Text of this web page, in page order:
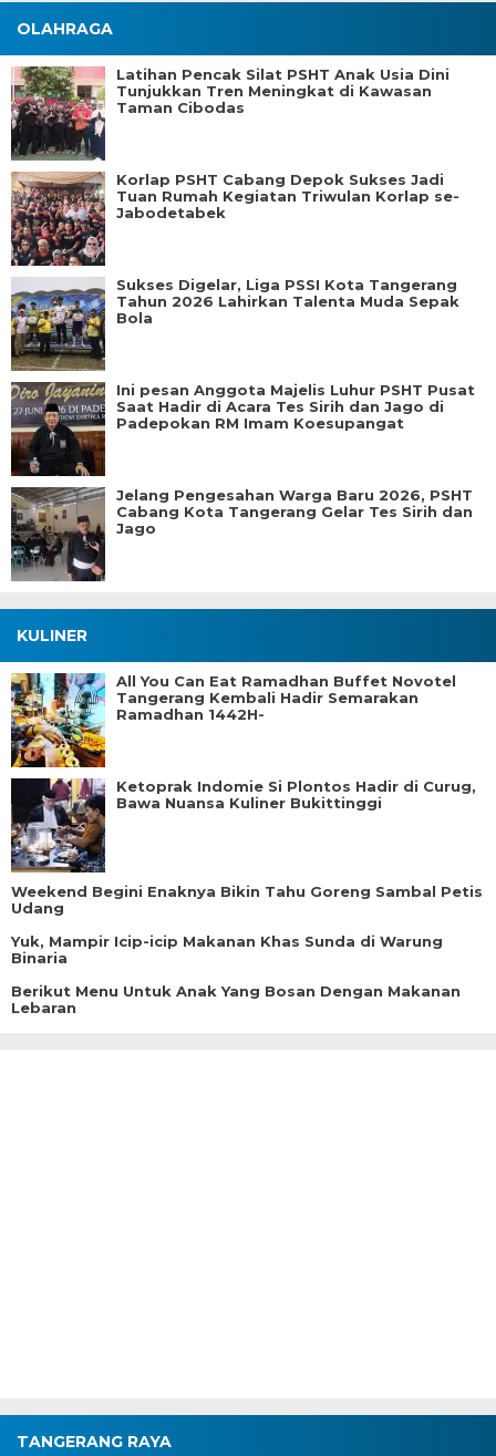
OLAHRAGA
Latihan Pencak Silat PSHT Anak Usia Dini
Tunjukkan Tren Meningkat di Kawasan
Taman Cibodas
Korlap PSHT Cabang Depok Sukses Jadi
Tuan Rumah Kegiatan Triwulan Korlap se-
Jabodetabek
Sukses Digelar, Liga PSSI Kota Tangerang
Tahun 2026 Lahirkan Talenta Muda Sepak
Bola
Ini pesan Anggota Majelis Luhur PSHT Pusat
Saat Hadir di Acara Tes Sirih dan Jago di
Padepokan RM Imam Koesupangat
Jelang Pengesahan Warga Baru 2026, PSHT
Cabang Kota Tangerang Gelar Tes Sirih dan
Jago
KULINER
All You Can Eat Ramadhan Buffet Novotel
Tangerang Kembali Hadir Semarakan
Ramadhan 1442H-
Ketoprak Indomie Si Plontos Hadir di Curug,
Bawa Nuansa Kuliner Bukittinggi
Weekend Begini Enaknya Bikin Tahu Goreng Sambal Petis
Udang
Yuk, Mampir Icip-icip Makanan Khas Sunda di Warung
Binaria
Berikut Menu Untuk Anak Yang Bosan Dengan Makanan
Lebaran
TANGERANG RAYA